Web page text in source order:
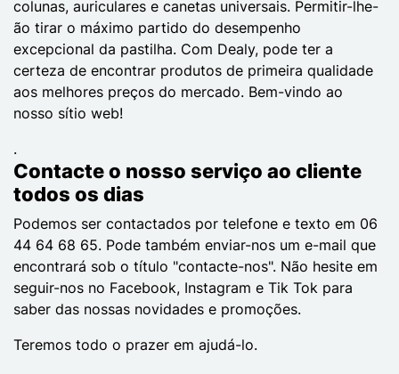
colunas, auriculares e canetas universais. Permitir-lhe-
ão tirar o máximo partido do desempenho
excepcional da pastilha. Com Dealy, pode ter a
certeza de encontrar produtos de primeira qualidade
aos melhores preços do mercado. Bem-vindo ao
nosso sítio web!
.
Contacte o nosso serviço ao cliente
todos os dias
Podemos ser contactados por telefone e texto em 06
44 64 68 65. Pode também enviar-nos um e-mail que
encontrará sob o título "contacte-nos". Não hesite em
seguir-nos no Facebook, Instagram e Tik Tok para
saber das nossas novidades e promoções.
Teremos todo o prazer em ajudá-lo.